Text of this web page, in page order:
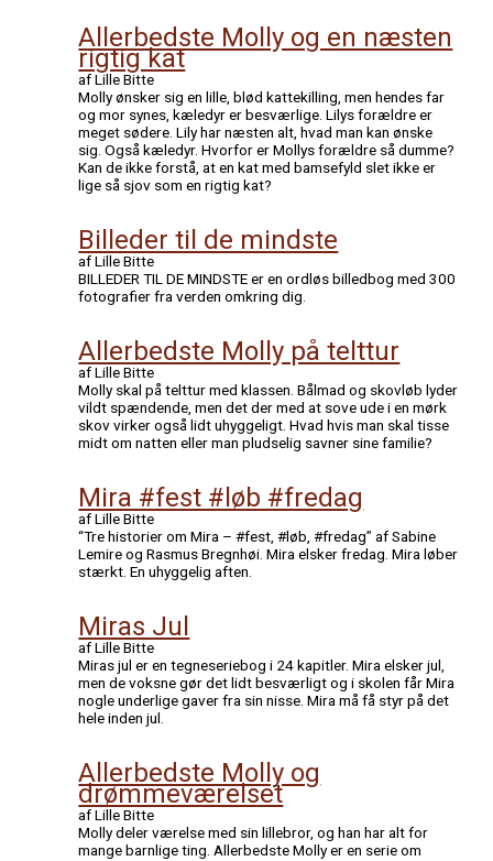
Allerbedste Molly og en næsten
rigtig kat
af Lille Bitte
Molly ønsker sig en lille, blød kattekilling, men hendes far
og mor synes, kæledyr er besværlige. Lilys forældre er
meget sødere. Lily har næsten alt, hvad man kan ønske
sig. Også kæledyr. Hvorfor er Mollys forældre så dumme?
Kan de ikke forstå, at en kat med bamsefyld slet ikke er
lige så sjov som en rigtig kat?
Billeder til de mindste
af Lille Bitte
BILLEDER TIL DE MINDSTE er en ordløs billedbog med 300
fotografier fra verden omkring dig.
Allerbedste Molly på telttur
af Lille Bitte
Molly skal på telttur med klassen. Bålmad og skovløb lyder
vildt spændende, men det der med at sove ude i en mørk
skov virker også lidt uhyggeligt. Hvad hvis man skal tisse
midt om natten eller man pludselig savner sine familie?
Mira #fest #løb #fredag
af Lille Bitte
“Tre historier om Mira – #fest, #løb, #fredag” af Sabine
Lemire og Rasmus Bregnhøi. Mira elsker fredag. Mira løber
stærkt. En uhyggelig aften.
Miras Jul
af Lille Bitte
Miras jul er en tegneseriebog i 24 kapitler. Mira elsker jul,
men de voksne gør det lidt besværligt og i skolen får Mira
nogle underlige gaver fra sin nisse. Mira må få styr på det
hele inden jul.
Allerbedste Molly og
drømmeværelset
af Lille Bitte
Molly deler værelse med sin lillebror, og han har alt for
mange barnlige ting. Allerbedste Molly er en serie om